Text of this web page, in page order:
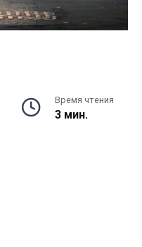
Время чтения
3 мин.